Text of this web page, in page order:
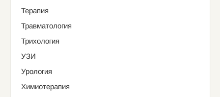
Терапия
Травматология
Трихология
УЗИ
Урология
Химиотерапия